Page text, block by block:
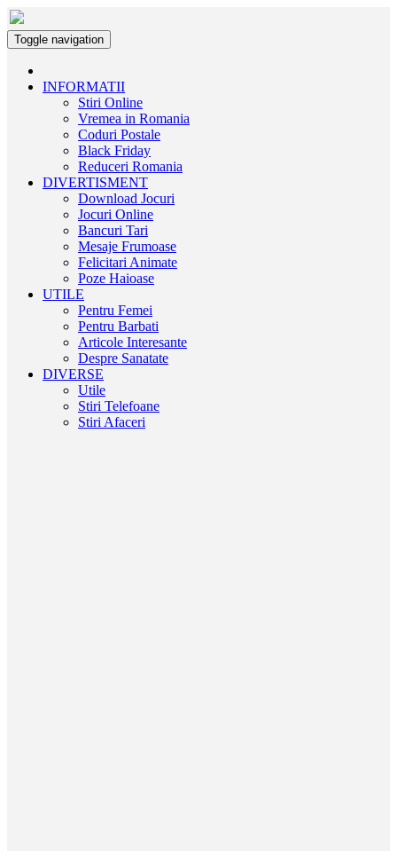
Toggle navigation
INFORMATII
Stiri Online
Vremea in Romania
Coduri Postale
Black Friday
Reduceri Romania
DIVERTISMENT
Download Jocuri
Jocuri Online
Bancuri Tari
Mesaje Frumoase
Felicitari Animate
Poze Haioase
UTILE
Pentru Femei
Pentru Barbati
Articole Interesante
Despre Sanatate
DIVERSE
Utile
Stiri Telefoane
Stiri Afaceri